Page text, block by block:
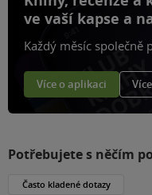
ve vaší kapse a
Každý měsíc společně
Více o aplikaci
Potřebujete s něčím
Často kladené dotazy